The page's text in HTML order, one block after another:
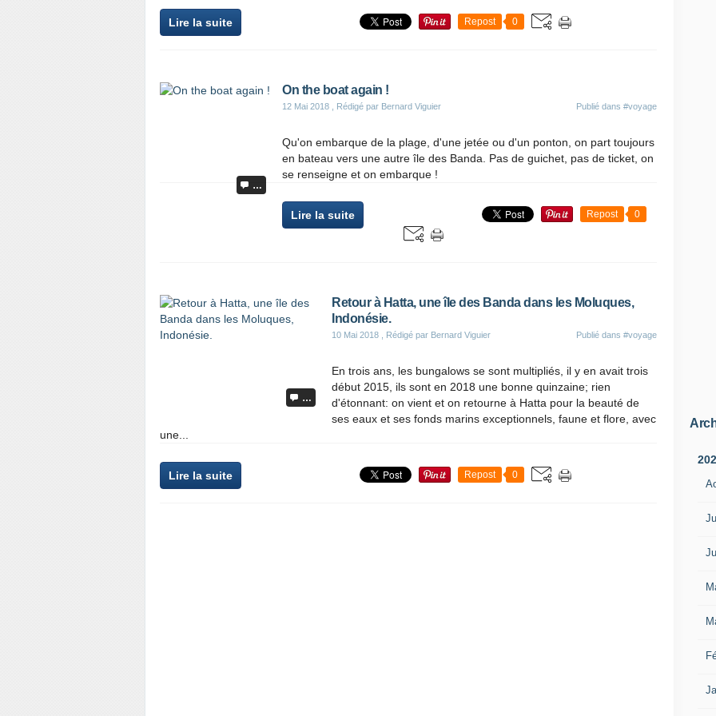
Lire la suite Repost 0
…
On the boat again !
12 Mai 2018 , Rédigé par Bernard Viguier Publié dans #voyage
Qu'on embarque de la plage, d'une jetée ou d'un ponton, on part toujours
en bateau vers une autre île des Banda. Pas de guichet, pas de ticket, on
se renseigne et on embarque !
Lire la suite Repost 0
…
Retour à Hatta, une île des Banda dans les Moluques,
Indonésie.
10 Mai 2018 , Rédigé par Bernard Viguier Publié dans #voyage
En trois ans, les bungalows se sont multipliés, il y en avait trois
début 2015, ils sont en 2018 une bonne quinzaine; rien
d'étonnant: on vient et on retourne à Hatta pour la beauté de
ses eaux et ses fonds marins exceptionnels, faune et flore, avec
une...
Lire la suite Repost 0